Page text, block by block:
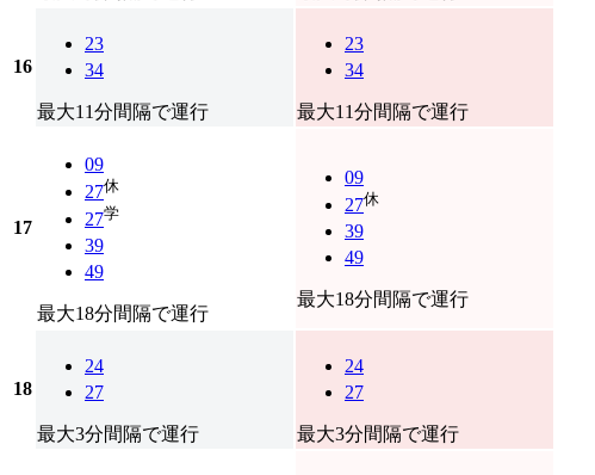
16
23
34
最大11分間隔で運行
23
34
最大11分間隔で運行
17
09
27休
27学
39
49
最大18分間隔で運行
09
27休
39
49
最大18分間隔で運行
18
24
27
最大3分間隔で運行
24
27
最大3分間隔で運行